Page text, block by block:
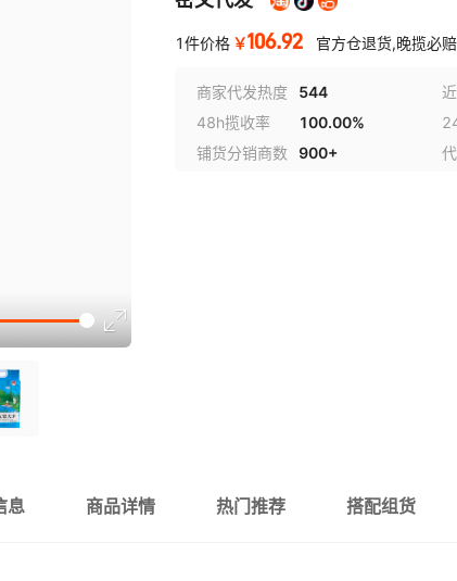
1件价格 ￥106.92 官方仓退货,晚揽必赔
商家代发热度 544
48h揽收率
100.00%
铺货分销商数
900+
息 商品详情 热门推荐 搭配组货